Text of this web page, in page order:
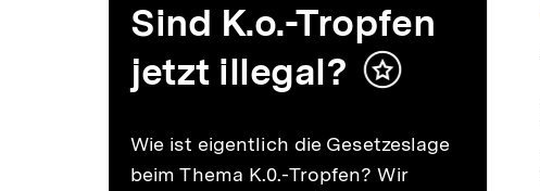
Sind K.o.-Tropfen
jetzt illegal?
Inhalt
Wie ist eigentlich die Gesetzeslage
beim Thema K.0.-Tropfen? Wir